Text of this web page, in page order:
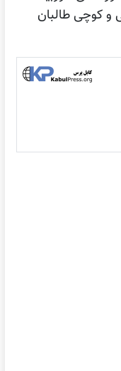
و کوچی طالبان